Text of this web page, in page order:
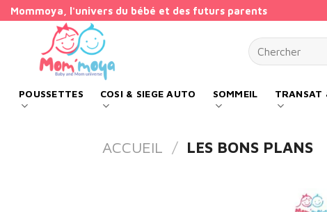
Passer
contenu
Mommoya, l'univers du bébé et des futurs parents
Recherche pour
POUSSETTES COSI & SIEGE AUTO SOMMEIL TRANSAT
ACCUEIL / LES BONS PLANS